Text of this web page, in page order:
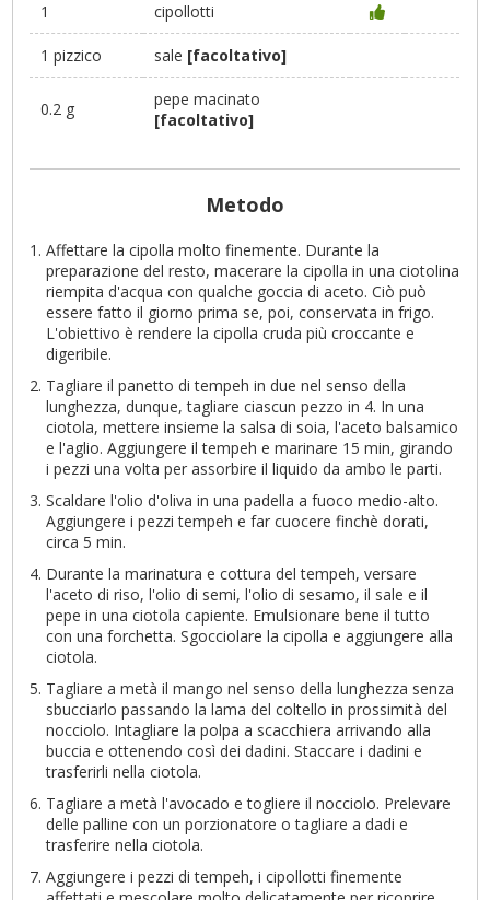
1 cipollotti
1 pizzico sale [facoltativo]
0.2 g
pepe macinato
[facoltativo]
Metodo
Affettare la cipolla molto finemente. Durante la
preparazione del resto, macerare la cipolla in una ciotolina
riempita d'acqua con qualche goccia di aceto. Ciò può
essere fatto il giorno prima se, poi, conservata in frigo.
L'obiettivo è rendere la cipolla cruda più croccante e
digeribile.
Tagliare il panetto di tempeh in due nel senso della
lunghezza, dunque, tagliare ciascun pezzo in 4. In una
ciotola, mettere insieme la salsa di soia, l'aceto balsamico
e l'aglio. Aggiungere il tempeh e marinare 15 min, girando
i pezzi una volta per assorbire il liquido da ambo le parti.
Scaldare l'olio d'oliva in una padella a fuoco medio-alto.
Aggiungere i pezzi tempeh e far cuocere finchè dorati,
circa 5 min.
Durante la marinatura e cottura del tempeh, versare
l'aceto di riso, l'olio di semi, l'olio di sesamo, il sale e il
pepe in una ciotola capiente. Emulsionare bene il tutto
con una forchetta. Sgocciolare la cipolla e aggiungere alla
ciotola.
Tagliare a metà il mango nel senso della lunghezza senza
sbucciarlo passando la lama del coltello in prossimità del
nocciolo. Intagliare la polpa a scacchiera arrivando alla
buccia e ottenendo così dei dadini. Staccare i dadini e
trasferirli nella ciotola.
Tagliare a metà l'avocado e togliere il nocciolo. Prelevare
delle palline con un porzionatore o tagliare a dadi e
trasferire nella ciotola.
Aggiungere i pezzi di tempeh, i cipollotti finemente